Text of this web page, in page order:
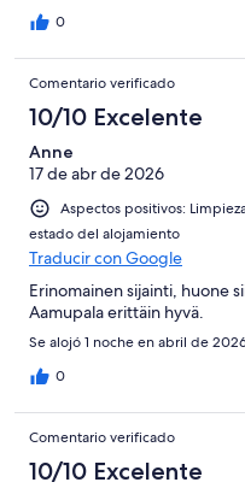
0
Comentario verificado
10/10 Excelente
Anne
17 de abr de 2026
Aspectos positivos:
estado del alojamiento
Traducir con Google
Erinomainen sijainti, huone
Aamupala erittäin hyvä.
Se alojó 1 noche en abril de
0
Comentario verificado
10/10 Excelente